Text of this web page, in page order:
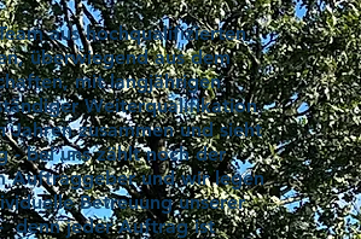
aus hochqualifizierten
überwiegend aus dem
mit langjährigen
Weiterqualifikation
zusammen und sieht
- bei uns zählt noch der
Auftraggeber und wir legen
Betreuung unserer
denn jeder Auftrag ist